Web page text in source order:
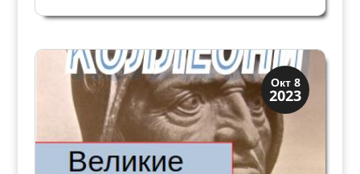
приверженностью на протяжении всей жизни.
знаменитых кондотьеров XVI века,...
Окт 8
2023
Династии
Заговоры и войны